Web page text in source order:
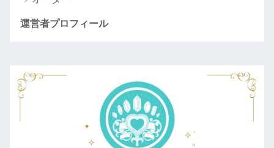
運営者プロフィール